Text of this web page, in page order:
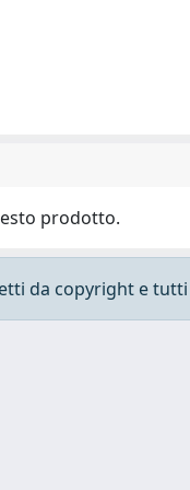
prodotto.
da copyright e